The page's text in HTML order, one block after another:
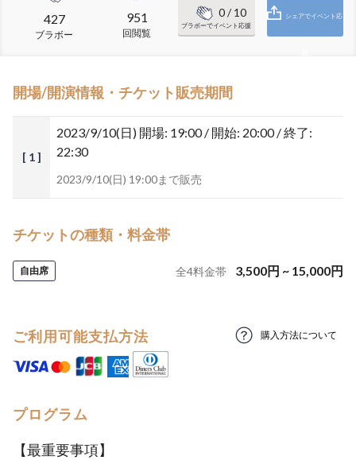
427
ブラボー
951
回閲覧
0/ 10
ブラボーでイベント応援
シェアでイベント応
開場/開演情報・チケット販売期間
[ 1 ]
2023/9/10(日) 開場: 19:00 / 開始: 20:00 / 終了:
22:30
2023/9/10(日) 19:00まで販売
チケットの種類・料金帯
自由席 全4料金帯 3,500円 ~ 15,000円
ご利用可能支払方法 購入方法について
プログラム
【最重要事項】